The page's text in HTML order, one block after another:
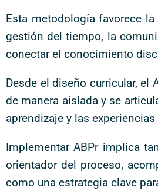
Esta metodología favorece
gestión del tiempo, la
conectar el conocimiento
Desde el diseño curricular,
de manera aislada y se
aprendizaje y las
Implementar ABPr implica
orientador del proceso,
como una estrategia clave